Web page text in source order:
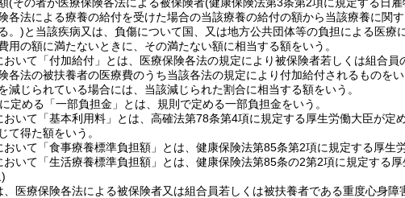
各法による療養の給付を受けた場合の当該療養の給付の額から当該療養に関
。)と当該疾病又は、負傷について国、又は地方公共団体等の負担による医
用の額に満たないときに、その満たない額に相当する額をいう。
おいて「付加給付」とは、医療保険各法の規定により被保険者若しくは組合
各法の被扶養者の医療費のうち当該各法の規定により付加給付されるものをい
減じられている場合には、当該減じられた割合に相当する額をいう。
定める「一部負担金」とは、規則で定める一部負担金をいう。
おいて「基本利用料」とは、高確法第78条第4項に規定する厚生労働大臣が
て得た額をいう。
おいて「食事療養標準負担額」とは、健康保険法第85条第2項に規定する厚生
おいて「生活療養標準負担額」とは、健康保険法第85条の2第2項に規定する厚
、医療保険各法による被保険者又は組合員若しくは被扶養者である重度心身障